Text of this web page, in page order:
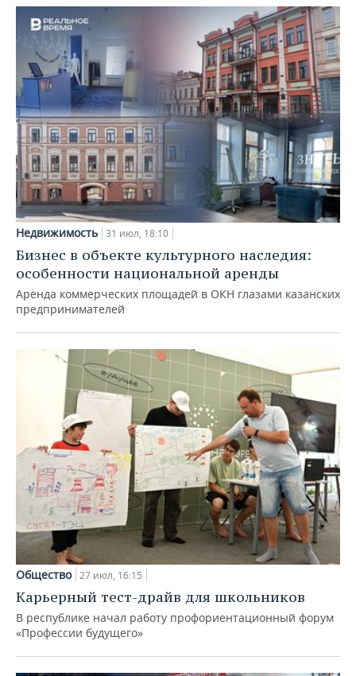
Недвижимость 31 июл, 18:10
Бизнес в объекте культурного наследия:
особенности национальной аренды
Аренда коммерческих площадей в ОКН глазами казанских
предпринимателей
Общество 27 июл, 16:15
Карьерный тест-драйв для школьников
В республике начал работу профориентационный форум
«Профессии будущего»